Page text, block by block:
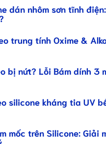
dán nhôm sơn tĩnh
trung tính Oxime &
bị nứt? Lỗi Bám dính 3
silicone kháng tia UV
mốc trên Silicone: Giải